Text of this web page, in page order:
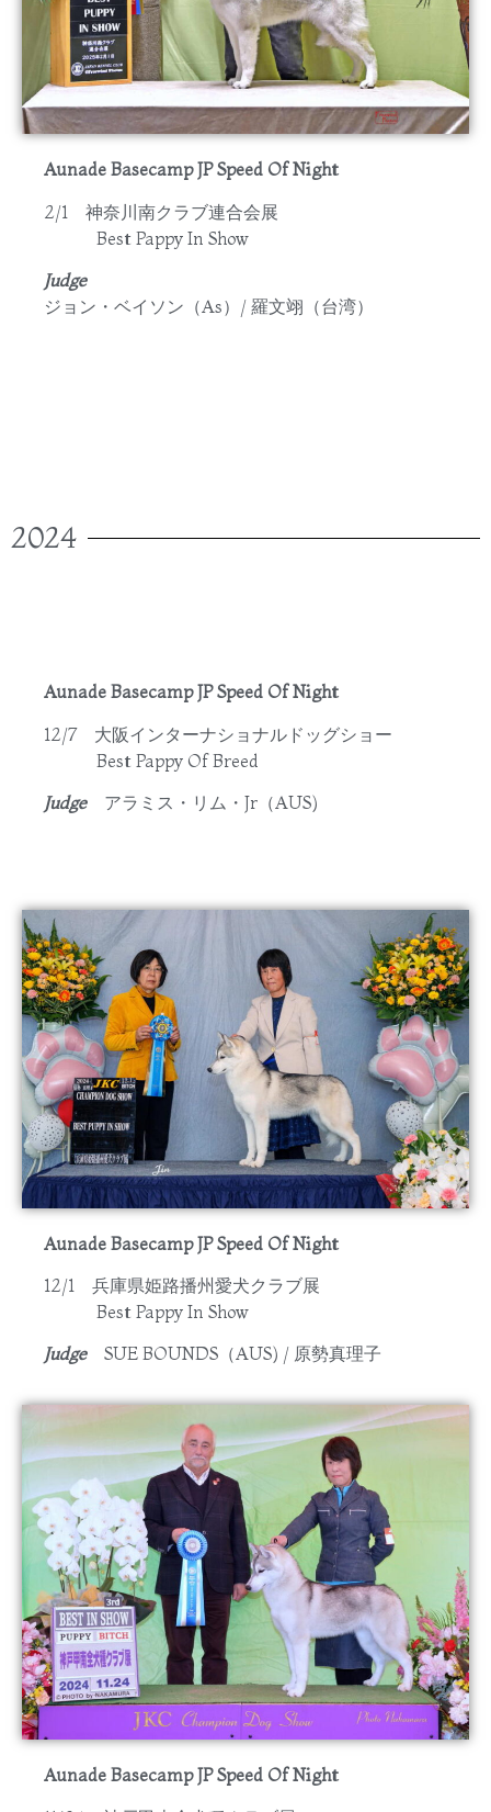
Aunade Basecamp JP Speed Of Night
2/1 神奈川南クラブ連合会展
Best Pappy In Show
Judge
ジョン・ベイソン（As）/ 羅文翊（台湾）
2024
Aunade Basecamp JP Speed Of Night
12/7 大阪インターナショナルドッグショー
Best Pappy Of Breed
Judge
アラミス・リム・Jr（AUS)
Aunade Basecamp JP Speed Of Night
12/1 兵庫県姫路播州愛犬クラブ展
Best Pappy In Show
Judge SUE BOUNDS（AUS) / 原勢真理子
Aunade Basecamp JP Speed Of Night